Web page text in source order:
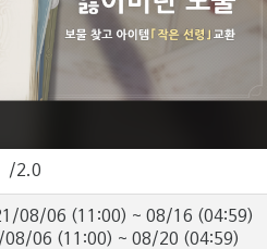
/2.0
08/06 (11:00) ~ 08/16 (04:59)
08/06 (11:00) ~ 08/20 (04:59)